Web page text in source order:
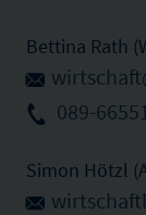
Bettina Rath
089-
Simon Hötzl